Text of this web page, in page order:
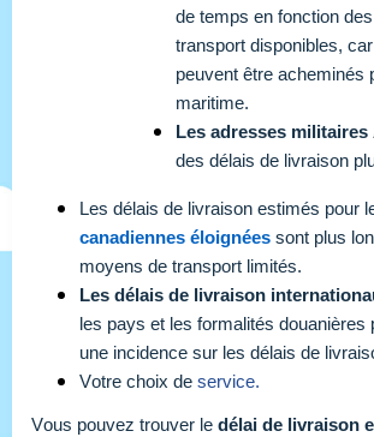
de temps en fonction
transport disponibles,
peuvent être acheminés
maritime.
Les adresses militaires
des délais de livraison
Les délais de livraison estimés pour
canadiennes éloignées sont plus
moyens de transport limités.
Les délais de livraison
les pays et les formalités douanières
une incidence sur les délais de
Votre choix de service.
Vous pouvez trouver le délai de livraison